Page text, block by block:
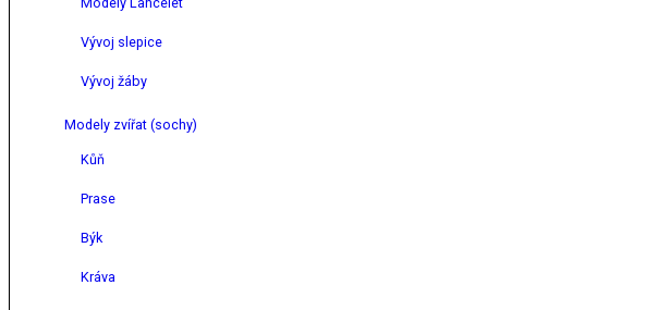
Vývoj slepice
Vývoj žáby
Modely zvířat (sochy)
Kůň
Prase
Býk
Kráva